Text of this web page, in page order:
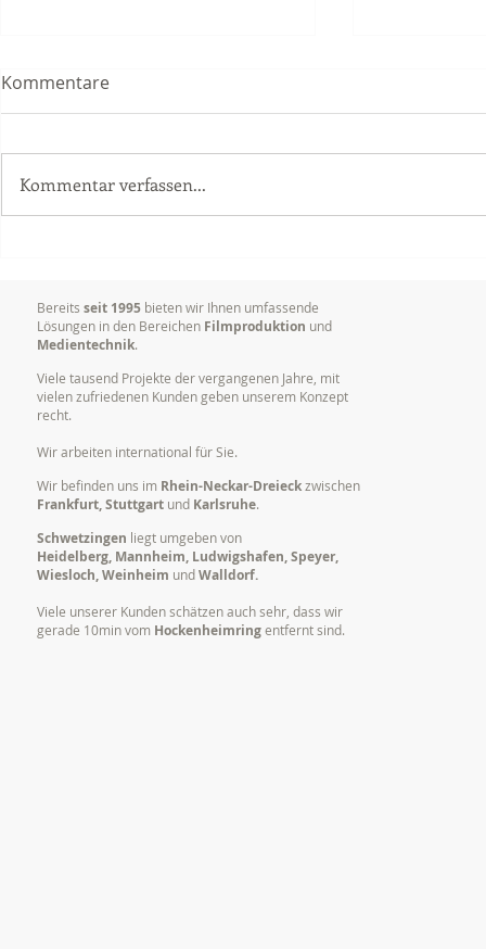
durch bewegte Bilder
Kommentare
Kommentar verfassen...
Bereits seit 1995 bieten wir Ihnen umfassende
Lösungen in den Bereichen Filmproduktion und
Medientechnik.
Viele tausend Projekte der vergangenen Jahre, mit
vielen zufriedenen Kunden geben unserem Konzept
recht.
Wir arbeiten international für Sie.
Wir befinden uns im Rhein-Neckar-Dreieckzwischen
Frankfurt, Stuttgart und Karlsruhe.
Schwetzingen liegt umgeben von
Heidelberg, Mannheim, Ludwigshafen, Speyer,
Wiesloch, Weinheim undWalldorf.
Viele unserer Kunden schätzen auch sehr, dass wir
gerade 10min vom Hockenheimringentfernt sind.